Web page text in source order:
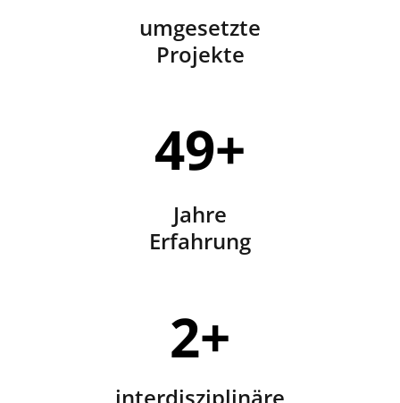
umgesetzte
Projekte
50+
Jahre
Erfahrung
3+
interdisziplinäre